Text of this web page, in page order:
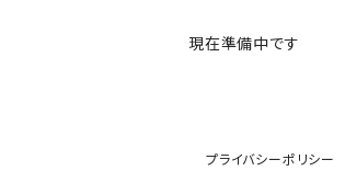
現在準備中です
プライバシーポリシー